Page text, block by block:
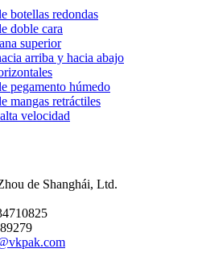
botellas redondas
doble cara
superior
arriba y hacia abajo
pegamento húmedo
mangas retráctiles
velocidad
de Shanghái, Ltd.